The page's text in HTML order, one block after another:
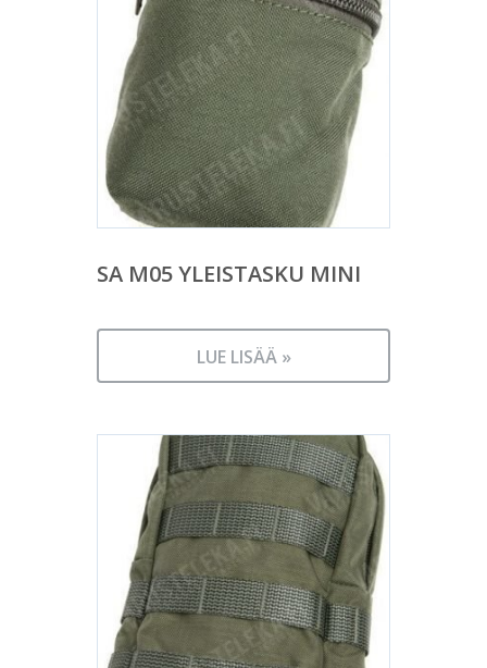
SA M05 YLEISTASKU MINI
LUE LISÄÄ »